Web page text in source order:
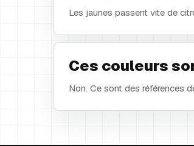
Les jaunes passent vite de
Ces couleurs
Non. Ce sont des références